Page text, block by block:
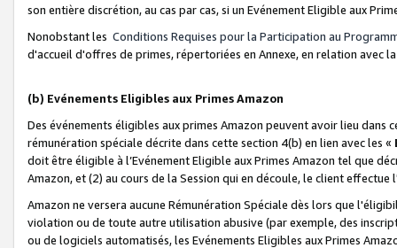
son entière discrétion, au cas par cas, si un Evénement Eligible aux
Nonobstant les Conditions Requises pour la Participation au
d'accueil d'offres de primes, répertoriées en Annexe, en relation avec
(b) Evénements Eligibles aux Primes Amazon
Des événements éligibles aux primes Amazon peuvent avoir lieu dans
rémunération spéciale décrite dans cette section 4(b) en lien avec les «
doit être éligible à l’Evénement Eligible aux Primes Amazon tel que
Amazon, et (2) au cours de la Session qui en découle, le client
Amazon ne versera aucune Rémunération Spéciale dès lors que
violation ou de toute autre utilisation abusive (par exemple, des
ou de logiciels automatisés, les Evénements Eligibles aux Primes